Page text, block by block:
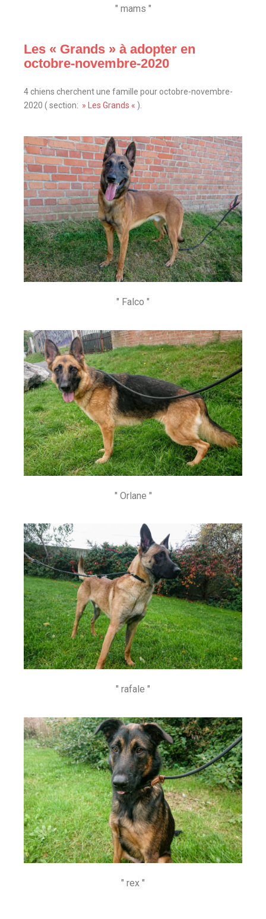
" mams "
Les « Grands » à adopter en
octobre-novembre-2020
4 chiens cherchent une famille pour octobre-novembre-
2020 ( section: » Les Grands « ).
" Falco "
" Orlane "
" rafale "
" rex "